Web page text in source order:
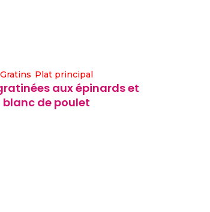
Gratins Plat principal
aux épinards et
blanc de poulet